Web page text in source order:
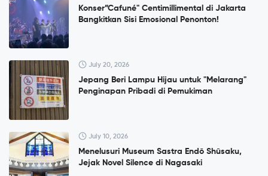
Konser”Cafuné" Centimillimental di Jakarta
Bangkitkan Sisi Emosional Penonton!
July 20, 2026
Jepang Beri Lampu Hijau untuk "Melarang"
Penginapan Pribadi di Pemukiman
July 10, 2026
Menelusuri Museum Sastra Endō Shūsaku,
Jejak Novel Silence di Nagasaki